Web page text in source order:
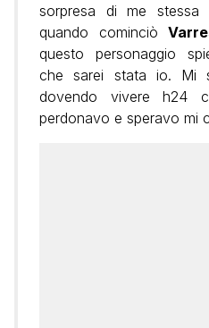
sorpresa di me
quando cominciò
questo personaggio
che sarei stata io. Mi
dovendo vivere h24
perdonavo e speravo mi